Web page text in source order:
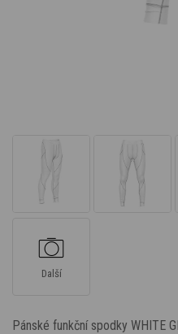
Další
Pánské funkční spodky WHITE